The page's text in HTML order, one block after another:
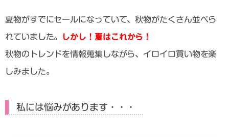
夏物がすでにセールになっていて、秋物がたくさん並べら
れていました。 しかし！夏はこれから！
秋物のトレンドを情報蒐集しながら、イロイロ買い物を楽
しみました。
私には悩みがあります・・・